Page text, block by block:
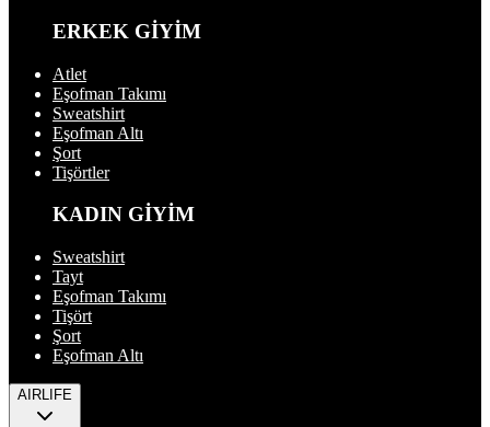
ERKEK GİYİM
Atlet
Eşofman Takımı
Sweatshirt
Eşofman Altı
Şort
Tişörtler
KADIN GİYİM
Sweatshirt
Tayt
Eşofman Takımı
Tişört
Şort
Eşofman Altı
AIRLIFE